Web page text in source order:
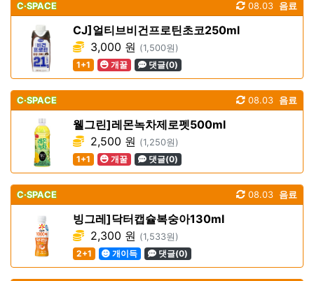
C·SPACE 음료
08.03
CJ]얼티브비건프로틴초코250ml
3,000 원 (1,500원)
1+1
개꿀 댓글(0)
C·SPACE 음료
08.03
웰그린]레몬녹차제로펫500ml
2,500 원 (1,250원)
1+1
개꿀 댓글(0)
C·SPACE 음료
08.03
빙그레]닥터캡슐복숭아130ml
2,300 원 (1,533원)
2+1
개이득 댓글(0)